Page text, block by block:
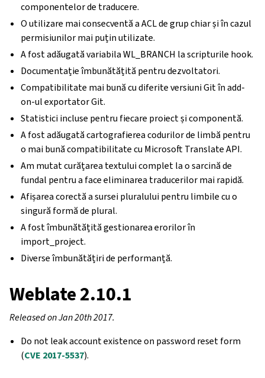
componentelor de traducere.
O utilizare mai consecventă a ACL de grup chiar și în cazul
permisiunilor mai puțin utilizate.
A fost adăugată variabila WL_BRANCH la scripturile hook.
Documentație îmbunătățită pentru dezvoltatori.
Compatibilitate mai bună cu diferite versiuni Git în add-
on-ul exportator Git.
Statistici incluse pentru fiecare proiect și componentă.
A fost adăugată cartografierea codurilor de limbă pentru
o mai bună compatibilitate cu Microsoft Translate API.
Am mutat curățarea textului complet la o sarcină de
fundal pentru a face eliminarea traducerilor mai rapidă.
Afișarea corectă a sursei pluralului pentru limbile cu o
singură formă de plural.
A fost îmbunătățită gestionarea erorilor în
import_project.
Diverse îmbunătățiri de performanță.
Weblate 2.10.1
Released on Jan 20th 2017.
Do not leak account existence on password reset form
(CVE 2017-5537).